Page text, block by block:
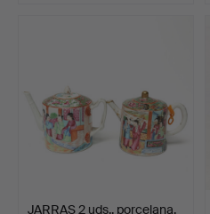
JARRAS 2 uds., porcelana,